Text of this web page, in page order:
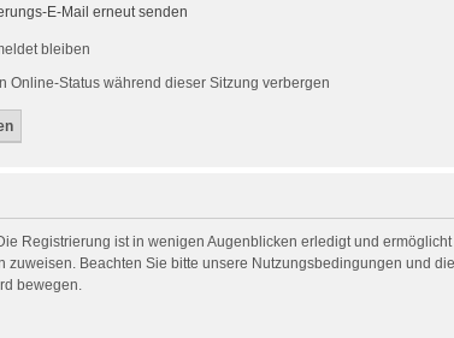
E-Mail erneut senden
bleiben
Online-Status während dieser Sitzung verbergen
Registrierung ist in wenigen Augenblicken erledigt und
Beachten Sie bitte unsere Nutzungsbedingungen und
bewegen.